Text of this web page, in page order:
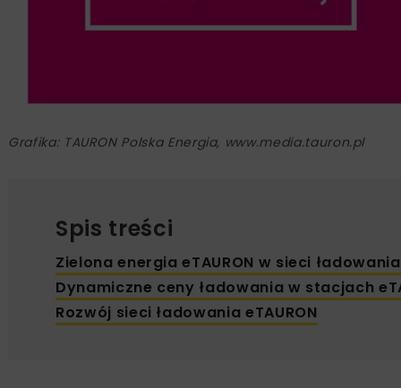
Grafika: TAURON Polska Energia, www.media.tauron.pl
Spis treści
Zielona energia eTAURON w sieci ładowania
Dynamiczne ceny ładowania w stacjach
Rozwój sieci ładowania eTAURON